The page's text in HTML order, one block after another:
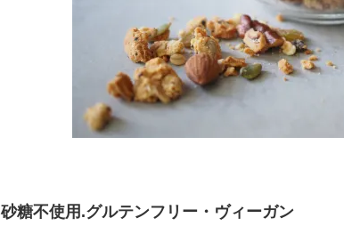
砂糖不使用.グルテンフリー・ヴィーガン